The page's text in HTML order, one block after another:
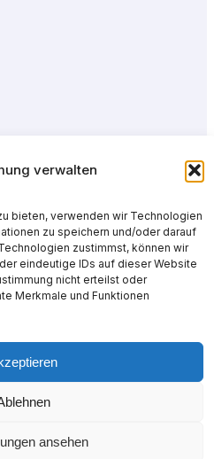
verwalten
bieten, verwenden wir Technologien
zu speichern und/oder darauf
zustimmst, können wir
eindeutige IDs auf dieser Website
nicht erteilst oder
Merkmale und Funktionen
ansehen
Héctor Schuech©
Shuttle.at